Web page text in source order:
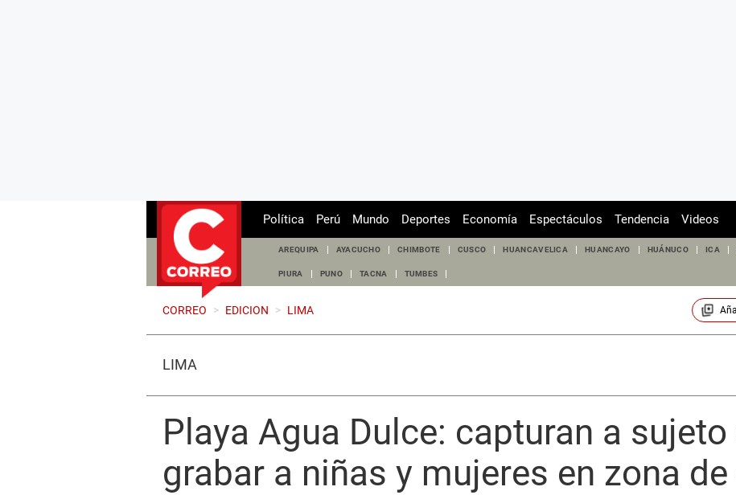
Política Perú Mundo Deportes Economía Espectáculos Tendencia Videos
AREQUIPA AYACUCHO CHIMBOTE CUSCO HUANCAVELICA HUANCAYO HUÁNUCO ICA
PIURA PUNO TACNA TUMBES
CORREO > EDICION > LIMA
LIMA
Playa Agua Dulce: capturan a
grabar a niñas y mujeres en zona